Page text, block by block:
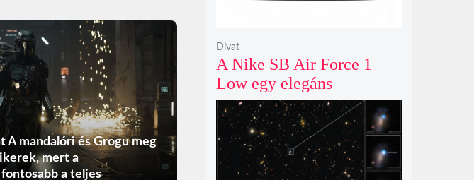
A mandalóri és Grogu meg
mert a
a teljes
A Nike SB Air Force 1
Low egy elegáns
világosbarna
színváltozatban bukkant
fel újra
Divat